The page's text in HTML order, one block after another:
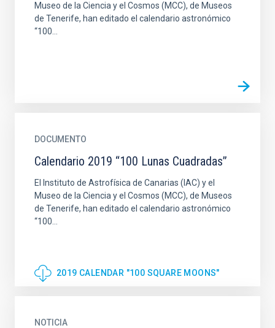
Museo de la Ciencia y el Cosmos (MCC), de Museos
de Tenerife, han editado el calendario astronómico
“100...
DOCUMENTO
Calendario 2019 “100 Lunas Cuadradas”
El Instituto de Astrofísica de Canarias (IAC) y el
Museo de la Ciencia y el Cosmos (MCC), de Museos
de Tenerife, han editado el calendario astronómico
“100...
2019 CALENDAR "100 SQUARE MOONS"
NOTICIA